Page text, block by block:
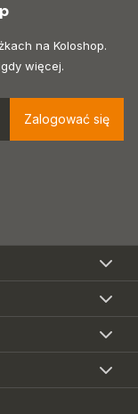
na Koloshop.
więcej.
Zalogować się